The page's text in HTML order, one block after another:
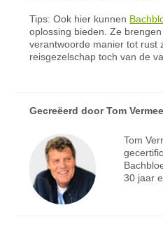
Tips: Ook hier kunnen
oplossing bieden. Ze
verantwoorde manier tot rust
reisgezelschap toch van de
Gecreëerd doorTom
Tom
30 jaar